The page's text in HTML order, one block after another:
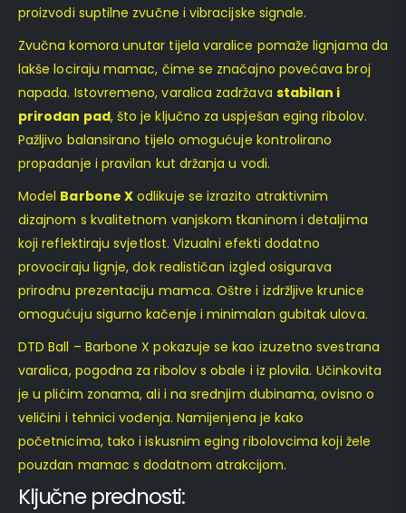
proizvodi suptilne zvučne i vibracijske signale.
Zvučna komora unutar tijela varalice pomaže lignjama da
lakše lociraju mamac, čime se značajno povećava broj
napada. Istovremeno, varalica zadržava stabilan i
prirodan pad, što je ključno za uspješan eging ribolov.
Pažljivo balansirano tijelo omogućuje kontrolirano
propadanje i pravilan kut držanja u vodi.
Model Barbone X odlikuje se izrazito atraktivnim
dizajnom s kvalitetnom vanjskom tkaninom i detaljima
koji reflektiraju svjetlost. Vizualni efekti dodatno
provociraju lignje, dok realističan izgled osigurava
prirodnu prezentaciju mamca. Oštre i izdržljive krunice
omogućuju sigurno kačenje i minimalan gubitak ulova.
DTD Ball – Barbone X pokazuje se kao izuzetno svestrana
varalica, pogodna za ribolov s obale i iz plovila. Učinkovita
je u plićim zonama, ali i na srednjim dubinama, ovisno o
veličini i tehnici vođenja. Namijenjena je kako
početnicima, tako i iskusnim eging ribolovcima koji žele
pouzdan mamac s dodatnom atrakcijom.
Ključne prednosti: